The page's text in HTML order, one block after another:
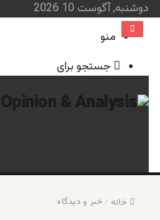
دوشنبه, آگوست 10 2026
منو
جستجو برای
خانه خبر و دیدگاه